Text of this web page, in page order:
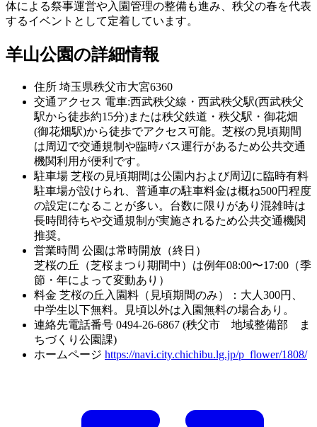
体による祭事運営や入園管理の整備も進み、秩父の春を代表
するイベントとして定着しています。
羊山公園の詳細情報
住所 埼玉県秩父市大宮6360
交通アクセス 電車:西武秩父線・西武秩父駅(西武秩父
駅から徒歩約15分)または秩父鉄道・秩父駅・御花畑
(御花畑駅)から徒歩でアクセス可能。芝桜の見頃期間
は周辺で交通規制や臨時バス運行があるため公共交通
機関利用が便利です。
駐車場 芝桜の見頃期間は公園内および周辺に臨時有料
駐車場が設けられ、普通車の駐車料金は概ね500円程度
の設定になることが多い。台数に限りがあり混雑時は
長時間待ちや交通規制が実施されるため公共交通機関
推奨。
営業時間 公園は常時開放（終日）
芝桜の丘（芝桜まつり期間中）は例年08:00〜17:00（季
節・年によって変動あり）
料金 芝桜の丘入園料（見頃期間のみ）：大人300円、
中学生以下無料。見頃以外は入園無料の場合あり。
連絡先電話番号 0494-26-6867 (秩父市 地域整備部 ま
ちづくり公園課)
ホームページ https://navi.city.chichibu.lg.jp/p_flower/1808/